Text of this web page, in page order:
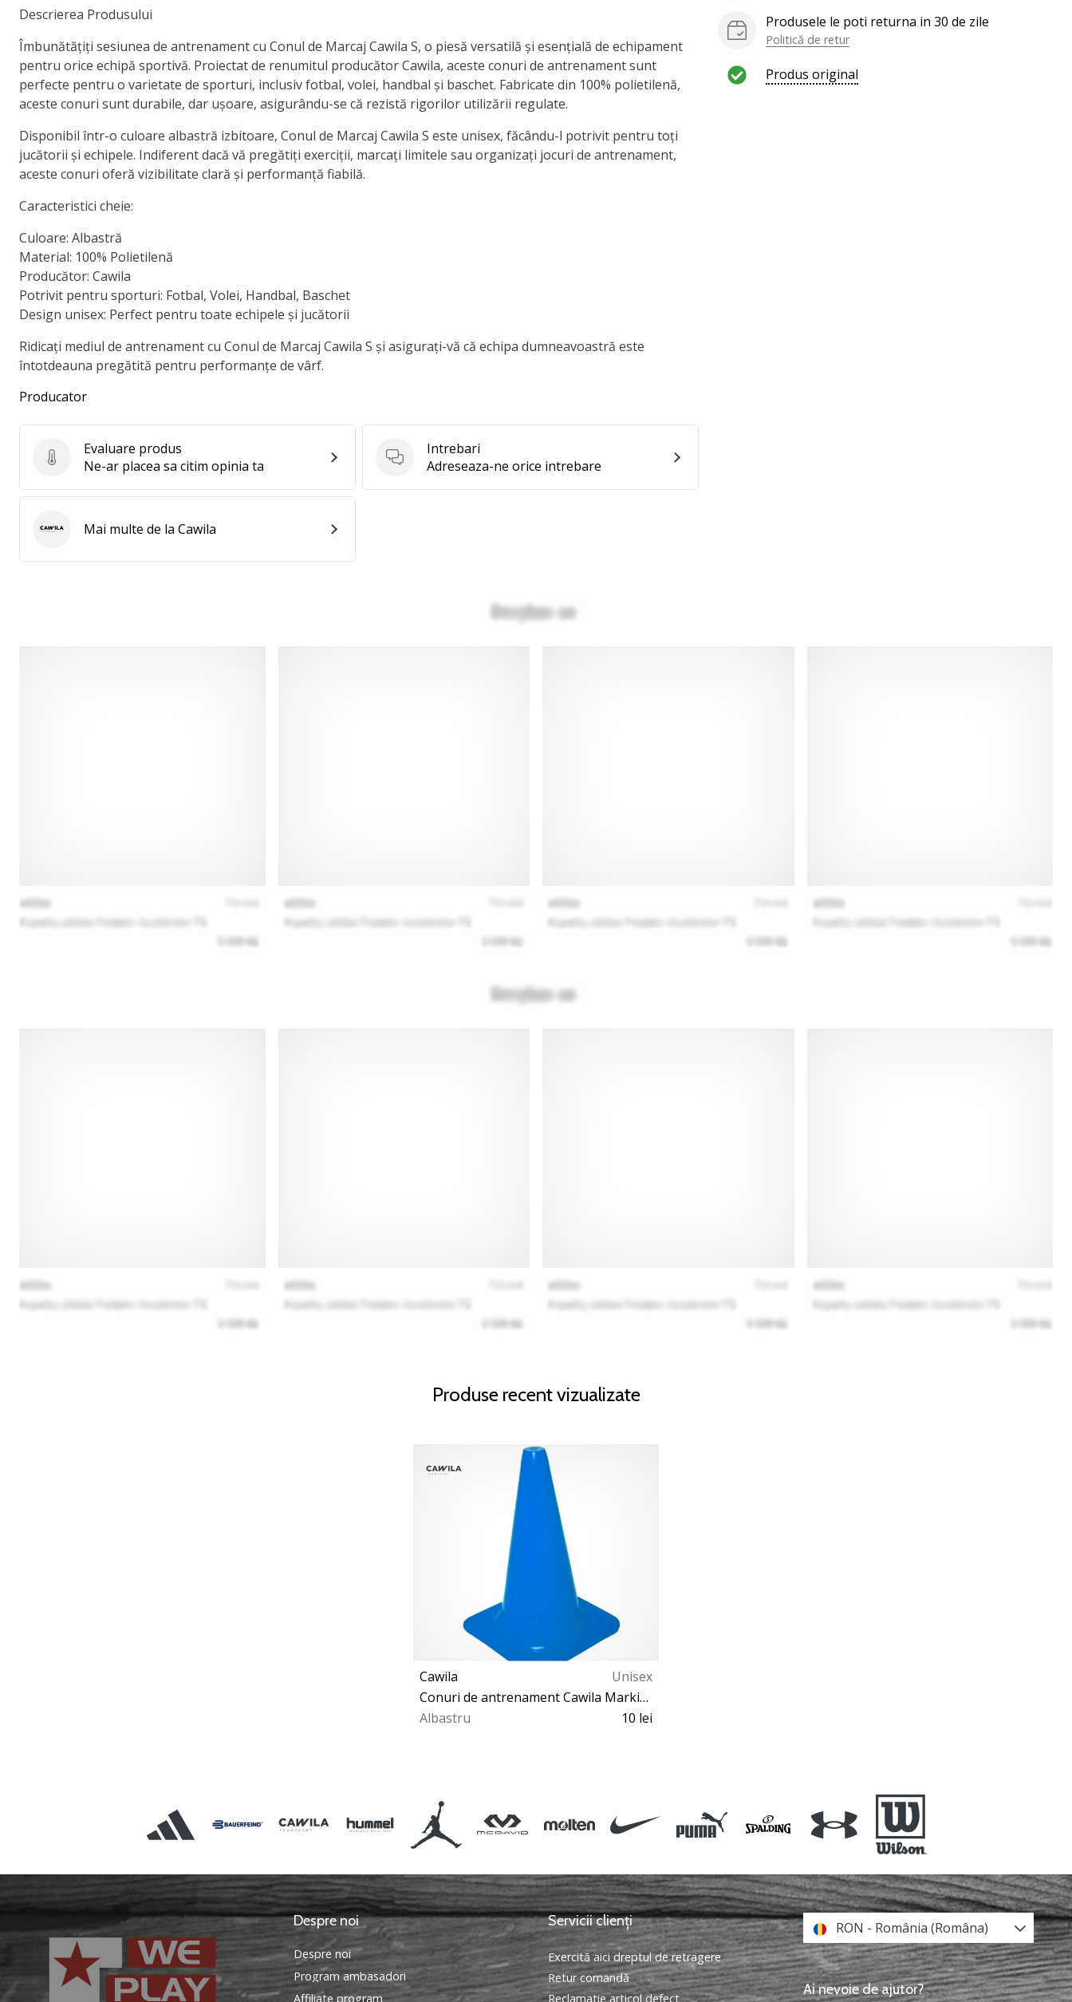
Produsele le poti returna in 30 de zile
Politică de retur
Produs original
Descrierea Produsului
Îmbunătățiți sesiunea de antrenament cu Conul de Marcaj Cawila S, o piesă versatilă și esențială de echipament
pentru orice echipă sportivă. Proiectat de renumitul producător Cawila, aceste conuri de antrenament sunt
perfecte pentru o varietate de sporturi, inclusiv fotbal, volei, handbal și baschet. Fabricate din 100% polietilenă,
aceste conuri sunt durabile, dar ușoare, asigurându-se că rezistă rigorilor utilizării regulate.
Disponibil într-o culoare albastră izbitoare, Conul de Marcaj Cawila S este unisex, făcându-l potrivit pentru toți
jucătorii și echipele. Indiferent dacă vă pregătiți exerciții, marcați limitele sau organizați jocuri de antrenament,
aceste conuri oferă vizibilitate clară și performanță fiabilă.
Caracteristici cheie:
Culoare: Albastră
Material: 100% Polietilenă
Producător: Cawila
Potrivit pentru sporturi: Fotbal, Volei, Handbal, Baschet
Design unisex: Perfect pentru toate echipele și jucătorii
Ridicați mediul de antrenament cu Conul de Marcaj Cawila S și asigurați-vă că echipa dumneavoastră este
întotdeauna pregătită pentru performanțe de vârf.
Producator
Evaluare produs
Evaluare produs
Ne-ar placea sa citim opinia ta
Intrebari
Intrebari
Adreseaza-ne orice intrebare
CawilaMai multe de la Cawila
Produse recent vizualizate
Cawila
Unisex
Conuri de antrenament Cawila Marking Cone S
Albastru
10 lei
Despre noi
Despre noi
Program ambasadori
Affiliate program
Servicii clienți
Exercită aici dreptul de retragere
Retur comandă
Reclamatie articol defect
RON - România (Româna)
Ai nevoie de ajutor?